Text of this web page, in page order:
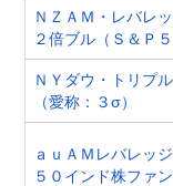
ＮＺＡＭ・レバレ
２倍ブル（Ｓ＆Ｐ５
ＮＹダウ・トリプ
（愛称：３σ）
ａｕＡＭレバレッ
５０インド株ファ